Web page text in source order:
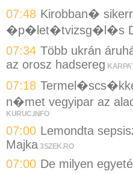
07:48 Kirobban�
�p�let�tvizsg�l�s
07:34 Több ukrán
az orosz hadsereg
07:18
n�met vegyipar az
KURUC.INFO
07:00 Lemondta
Majka 3SZEK.RO
07:00 De milyen